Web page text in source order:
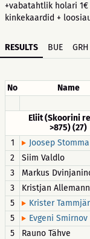
+vabatahtlik holari
kinkekaardid +
RESULTS BUE GRH
No Name
Eliit (Skoorini
>875) (27)
1
Joosep Stomma
2
Siim Valdlo
3
Markus
3
Kristjan Allemann
5
Krister
5
Evgeni Smirnov
5
Rauno Tähve